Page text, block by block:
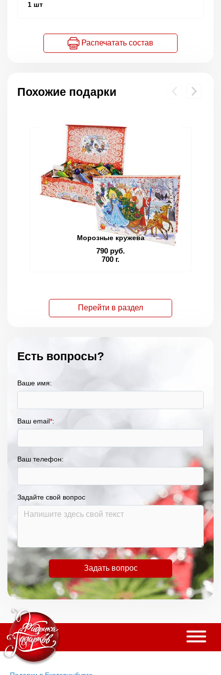
1 шт
Распечатать состав
Похожие подарки
Морозные кружева
790 руб.
700 г.
Перейти в раздел
Есть вопросы?
Ваше имя:
Ваш email*:
Ваш телефон:
Задайте свой вопрос
Задать вопрос